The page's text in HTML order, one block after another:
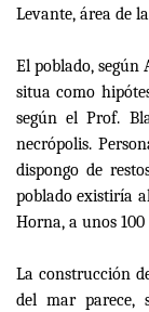
Levante, área de
El poblado, según
situa como
según el Prof.
necrópolis.
dispongo de
poblado existiría
Horna, a unos
La construcción
del mar parece,